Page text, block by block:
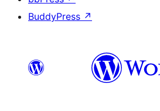
BuddyPress ↗